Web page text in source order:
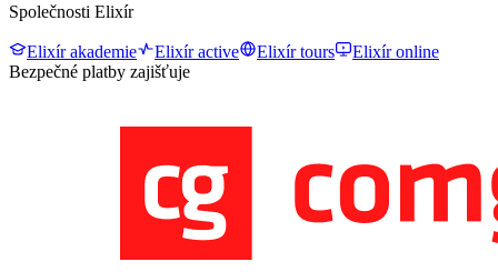
Společnosti Elixír
Elixír akademie Elixír active Elixír tours
Elixír online
Bezpečné platby zajišťuje